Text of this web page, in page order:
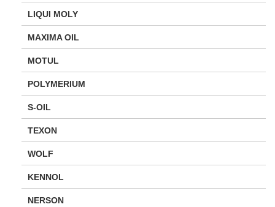
LIQUI MOLY
MAXIMA OIL
MOTUL
POLYMERIUM
S-OIL
TEXON
WOLF
KENNOL
NERSON